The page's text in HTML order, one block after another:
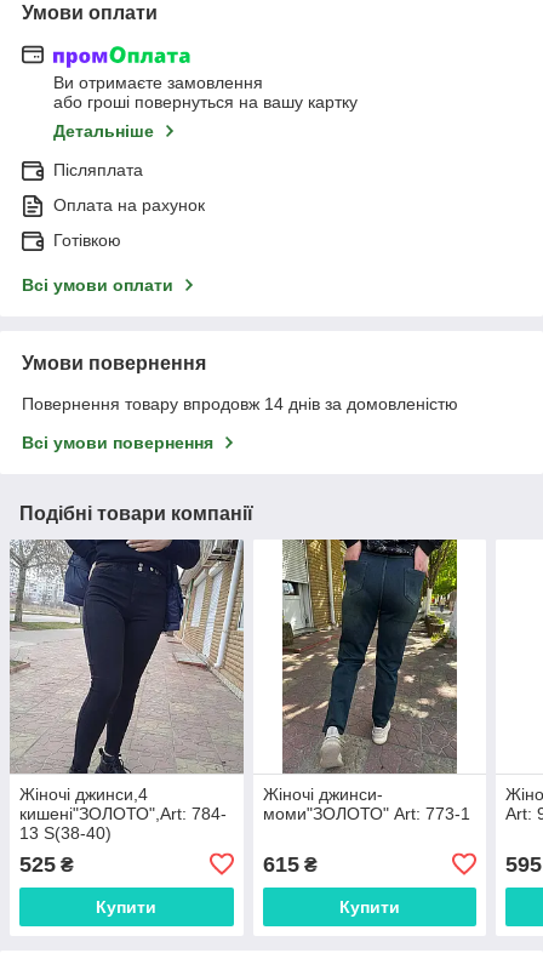
Умови оплати
Ви отримаєте замовлення
або гроші повернуться на вашу картку
Детальніше
Післяплата
Оплата на рахунок
Готівкою
Всі умови оплати
Умови повернення
Повернення товару впродовж 14 днів за домовленістю
Всі умови повернення
Подібні товари компанії
Жіночі джинси,4
кишені"ЗОЛОТО",Art: 784-
13 S(38-40)
525 ₴
Купити
Жіночі джинси-
моми"ЗОЛОТО" Art: 773-1
615₴
Купити
Art:
595